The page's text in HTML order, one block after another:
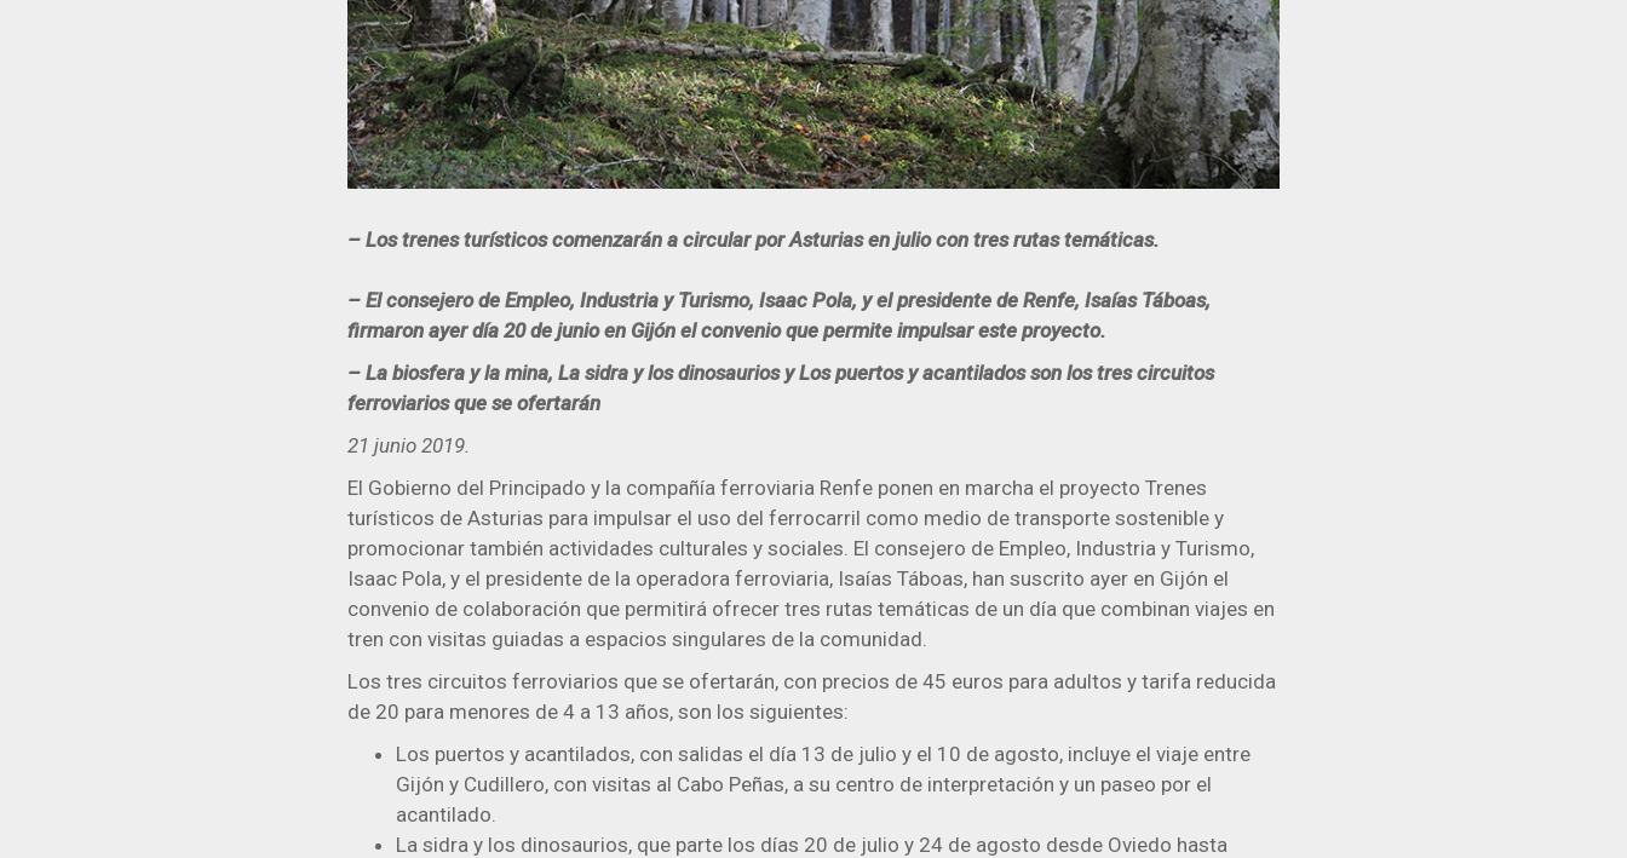
– Los trenes turísticos comenzarán a circular por Asturias en julio con tres rutas temáticas.
– El consejero de Empleo, Industria y Turismo, Isaac Pola, y el presidente de Renfe, Isaías Táboas,
firmaron ayer día 20 de junio en Gijón el convenio que permite impulsar este proyecto.
– La biosfera y la mina, La sidra y los dinosaurios y Los puertos y acantilados son los tres circuitos
ferroviarios que se ofertarán
21 junio 2019.
El Gobierno del Principado y la compañía ferroviaria Renfe ponen en marcha el proyecto Trenes
turísticos de Asturias para impulsar el uso del ferrocarril como medio de transporte sostenible y
promocionar también actividades culturales y sociales. El consejero de Empleo, Industria y Turismo,
Isaac Pola, y el presidente de la operadora ferroviaria, Isaías Táboas, han suscrito ayer en Gijón el
convenio de colaboración que permitirá ofrecer tres rutas temáticas de un día que combinan viajes en
tren con visitas guiadas a espacios singulares de la comunidad.
Los tres circuitos ferroviarios que se ofertarán, con precios de 45 euros para adultos y tarifa reducida
de 20 para menores de 4 a 13 años, son los siguientes:
Los puertos y acantilados, con salidas el día 13 de julio y el 10 de agosto, incluye el viaje entre
Gijón y Cudillero, con visitas al Cabo Peñas, a su centro de interpretación y un paseo por el
acantilado.
La sidra y los dinosaurios, que parte los días 20 de julio y 24 de agosto desde Oviedo hasta